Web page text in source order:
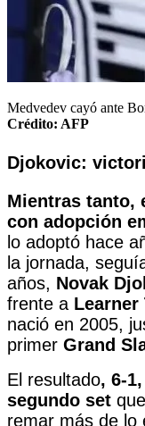
Medvedev cayó ante
Crédito: AFP
Djokovic:
Mientras tanto,
con adopción
lo adoptó hace
la jornada,
años, Novak
frente a Learner
nació en 2005,
primer Grand
El resultado, 6-
segundo set
remar más de lo